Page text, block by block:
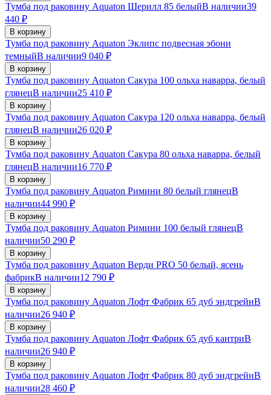
Тумба под раковину Aquaton Шерилл 85 белыйВ наличии39
440 ₽
В корзину
Тумба под раковину Aquaton Эклипс подвесная эбони
темныйВ наличии9 040 ₽
В корзину
Тумба под раковину Aquaton Сакура 100 ольха наварра, белый
глянецВ наличии25 410 ₽
В корзину
Тумба под раковину Aquaton Сакура 120 ольха наварра, белый
глянецВ наличии26 020 ₽
В корзину
Тумба под раковину Aquaton Сакура 80 ольха наварра, белый
глянецВ наличии16 770 ₽
В корзину
Тумба под раковину Aquaton Римини 80 белый глянецВ
наличии44 990 ₽
В корзину
Тумба под раковину Aquaton Римини 100 белый глянецВ
наличии50 290 ₽
В корзину
Тумба под раковину Aquaton Верди PRO 50 белый, ясень
фабрикВ наличии12 790 ₽
В корзину
Тумба под раковину Aquaton Лофт Фабрик 65 дуб эндгрейнВ
наличии26 940 ₽
В корзину
Тумба под раковину Aquaton Лофт Фабрик 65 дуб кантриВ
наличии26 940 ₽
В корзину
Тумба под раковину Aquaton Лофт Фабрик 80 дуб эндгрейнВ
наличии28 460 ₽